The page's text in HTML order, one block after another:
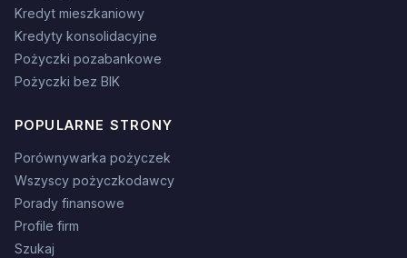
Kredyt mieszkaniowy
Kredyty konsolidacyjne
Pożyczki pozabankowe
Pożyczki bez BIK
POPULARNE STRONY
Porównywarka pożyczek
Wszyscy pożyczkodawcy
Porady finansowe
Profile firm
Szukaj